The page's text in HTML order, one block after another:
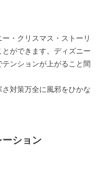
・クリスマス・ストーリ
ができます。ディズニー
ンションが上がること間
対策万全に風邪をひかな
ション